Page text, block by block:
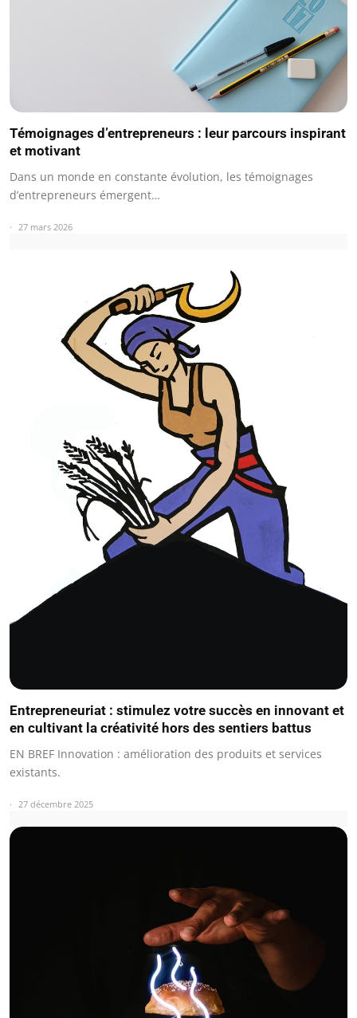
Témoignages d’entrepreneurs : leur parcours inspirant
et motivant
Dans un monde en constante évolution, les témoignages
d’entrepreneurs émergent…
27 mars 2026
Entrepreneuriat : stimulez votre succès en innovant et
en cultivant la créativité hors des sentiers battus
EN BREF Innovation : amélioration des produits et services
existants.
27 décembre 2025